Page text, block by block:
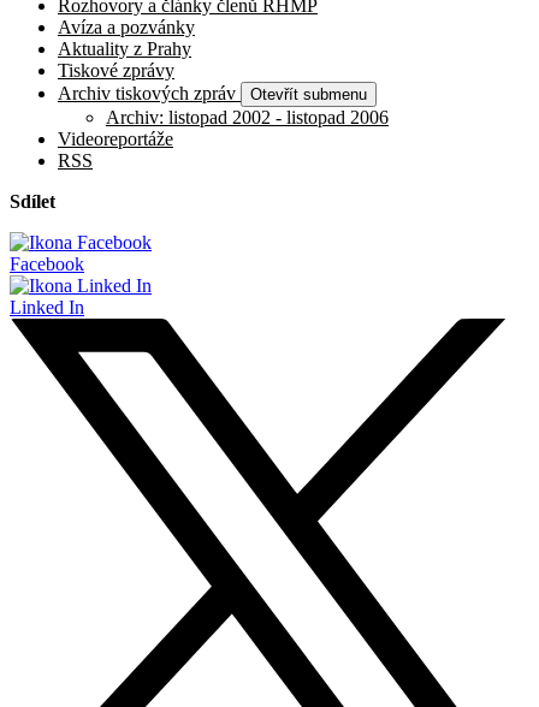
Rozhovory a články členů RHMP
Avíza a pozvánky
Aktuality z Prahy
Tiskové zprávy
Archiv tiskových zpráv
Otevřít submenu
Archiv: listopad 2002 - listopad 2006
Videoreportáže
RSS
Sdílet
Facebook
Linked In